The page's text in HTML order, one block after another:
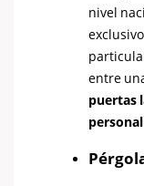
nivel
entre
puertas